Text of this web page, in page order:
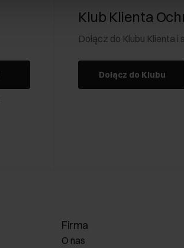
Klub Klienta
Dołącz do Klubu
Dołącz do Klubu
Firma
O nas